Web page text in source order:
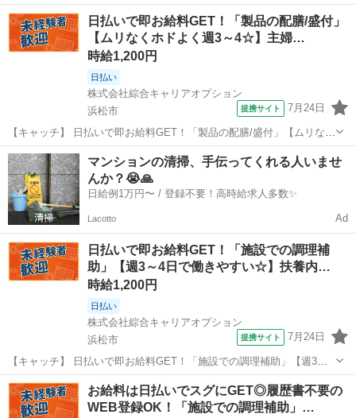
日で働きやすい☆】扶養内が外せない方に☆未経験の方も安心◎少人
数体制!高時給1200円！ 【コメント】 製造のお仕事をお探しの方必
見！ 「経験ないけど大...
静岡 浜松市 その他
日払いで即お給料GET！「製品の配膳/盛付」
【ムリなくホドよく週3～4☆】主婦…
時給1,200円
日払い
株式会社綜合キャリアオプション
浜松市
提携サイト 7月24日
【キャッチ】 日払いで即お給料GET！「製品の配膳/盛付」【ムリなく
ホドよく週3～4☆】主婦主夫応援！扶養内OK♪未経験者カンゲイ♪高時
給1200円！ 【コメント】 ＼大手人材派遣会社で働きませんか♪／ 「新
しい職場は不...
静岡 浜松市
マンションの清掃、手伝ってくれる人いませ
んか？😭🙏
日給例1万円〜 / 登録不要！高時給求人多数✨
Lacotto Ad
日払いで即お給料GET！「施設での調理補
助」【週3～4日で働きやすい☆】扶養内…
時給1,200円
日払い
株式会社綜合キャリアオプション
浜松市
提携サイト 7月24日
【キャッチ】 日払いで即お給料GET！「施設での調理補助」【週3～4
日で働きやすい☆】扶養内が外せない方に☆未経験の方も安心◎少人
数体制！高時給1200円！ 【コメント】 ＼大手人材派遣会社で働きま
せんか♪／ 「新しい職...
静岡 浜松市 その他
お給料は日払いでスグにGET◎履歴書不要の
WEB登録OK！「施設での調理補助」…